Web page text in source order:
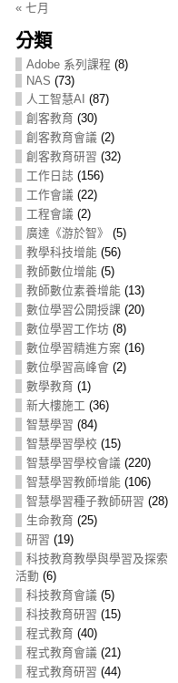
« 七月
分類
Adobe 系列課程 (8)
NAS (73)
人工智慧AI (87)
創客教育 (30)
創客教育會議 (2)
創客教育研習 (32)
工作日誌 (156)
工作會議 (22)
工程會議 (2)
廣達《游於智》
(5)
教學科技增能(56)
教師數位增能(5)
教師數位素養增能(13)
數位學習公開授課 (20)
數位學習工作坊(8)
數位學習精進方案 (16)
數位學習高峰會 (2)
數學教育 (1)
新大樓施工 (36)
智慧學習 (84)
智慧學習學校 (15)
智慧學習學校會議 (220)
智慧學習教師增能(106)
智慧學習種子教師研習 (28)
生命教育 (25)
研習 (19)
科技教育教學與學習及探索
活動 (6)
科技教育會議 (5)
科技教育研習 (15)
程式教育 (40)
程式教育會議 (21)
程式教育研習 (44)